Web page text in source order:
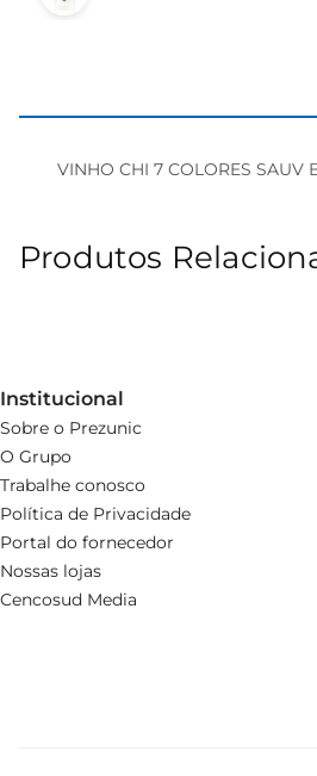
VINHO CHI 7 COLORES SAUV
Produtos
Institucional
Sobre o Prezunic
O Grupo
Trabalhe conosco
Política de Privacidade
Portal do fornecedor
Nossas lojas
Cencosud Media